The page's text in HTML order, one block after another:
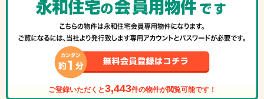
ご登録いただくと3,443件の物件が閲覧可能です！